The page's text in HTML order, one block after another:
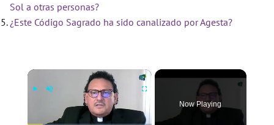
Sol a otras personas?
¿Este Código Sagrado ha sido canalizado por Agesta?
×
Now Playing